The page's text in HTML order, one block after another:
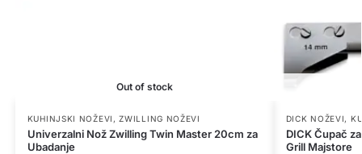
Out of stock
KUHINJSKI NOŽEVI ,ZWILLING NOŽEVI
Univerzalni Nož Zwilling Twin Master 20cm za
Ubadanje
DICK NOŽEVI,
DICK Čupač
Grill Majstore